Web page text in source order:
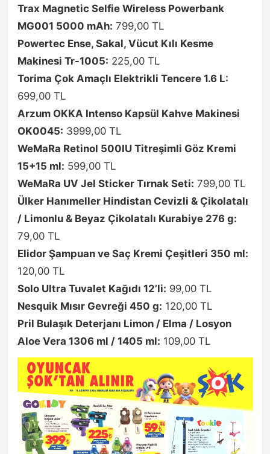
Trax Magnetic Selfie Wireless Powerbank
MG001 5000 mAh: 799,00 TL
Powertec Ense, Sakal, Vücut Kılı Kesme
Makinesi Tr-1005: 225,00 TL
Torima Çok Amaçlı Elektrikli Tencere 1.6 L:
699,00 TL
Arzum OKKA Intenso Kapsül Kahve Makinesi
OK0045: 3999,00 TL
WeMaRa Retinol 500IU Titreşimli Göz Kremi
15+15 ml: 599,00 TL
WeMaRa UV Jel Sticker Tırnak Seti: 799,00 TL
Ülker Hanımeller Hindistan Cevizli & Çikolatalı
/ Limonlu & Beyaz Çikolatalı Kurabiye 276 g:
79,00 TL
Elidor Şampuan ve Saç Kremi Çeşitleri 350 ml:
120,00 TL
Solo Ultra Tuvalet Kağıdı 12’li: 99,00 TL
Nesquik Mısır Gevreği 450 g: 120,00 TL
Pril Bulaşık Deterjanı Limon / Elma / Losyon
Aloe Vera 1306 ml / 1405 ml: 109,00 TL